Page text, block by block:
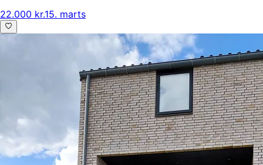
22.000 kr.15. marts